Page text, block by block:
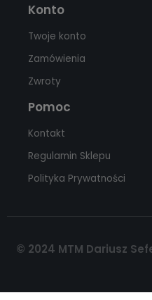
Konto
Twoje konto
Zamówienia
Zwroty
Pomoc
Kontakt
Regulamin Sklepu
Polityka Prywatności
© 2024 MTM Dariusz